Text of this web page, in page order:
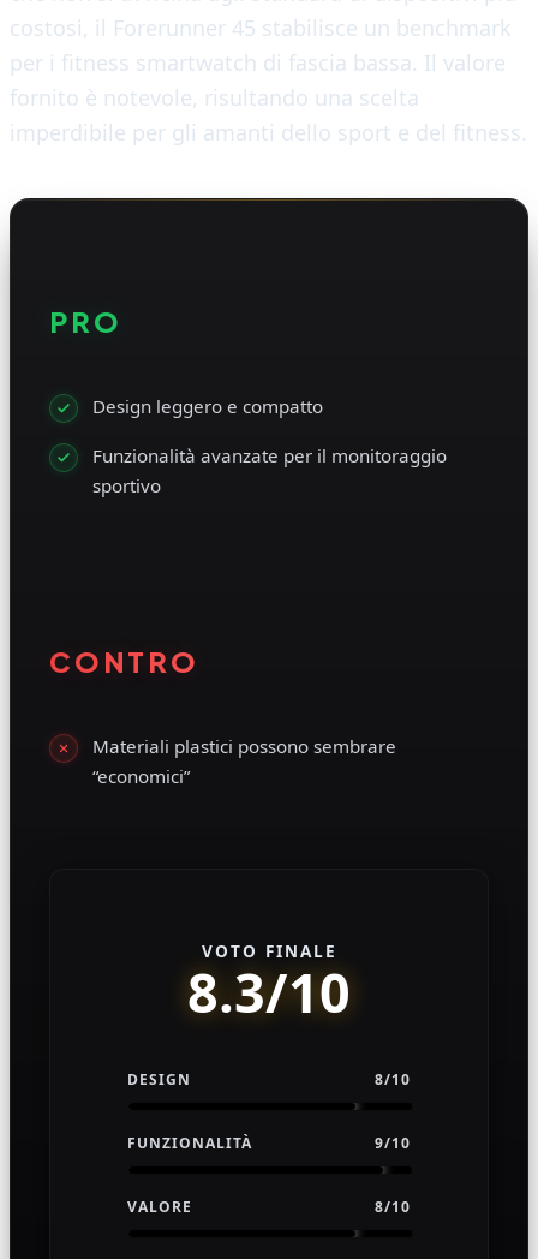
costosi, il Forerunner 45 stabilisce un benchmark
per i fitness smartwatch di fascia bassa. Il valore
fornito è notevole, risultando una scelta
imperdibile per gli amanti dello sport e del fitness.
PRO
Design leggero e compatto
Funzionalità avanzate per il monitoraggio
sportivo
CONTRO
Materiali plastici possono sembrare
“economici”
VOTO FINALE
8.3/10
DESIGN 8/10
FUNZIONALITÀ 9/10
VALORE 8/10